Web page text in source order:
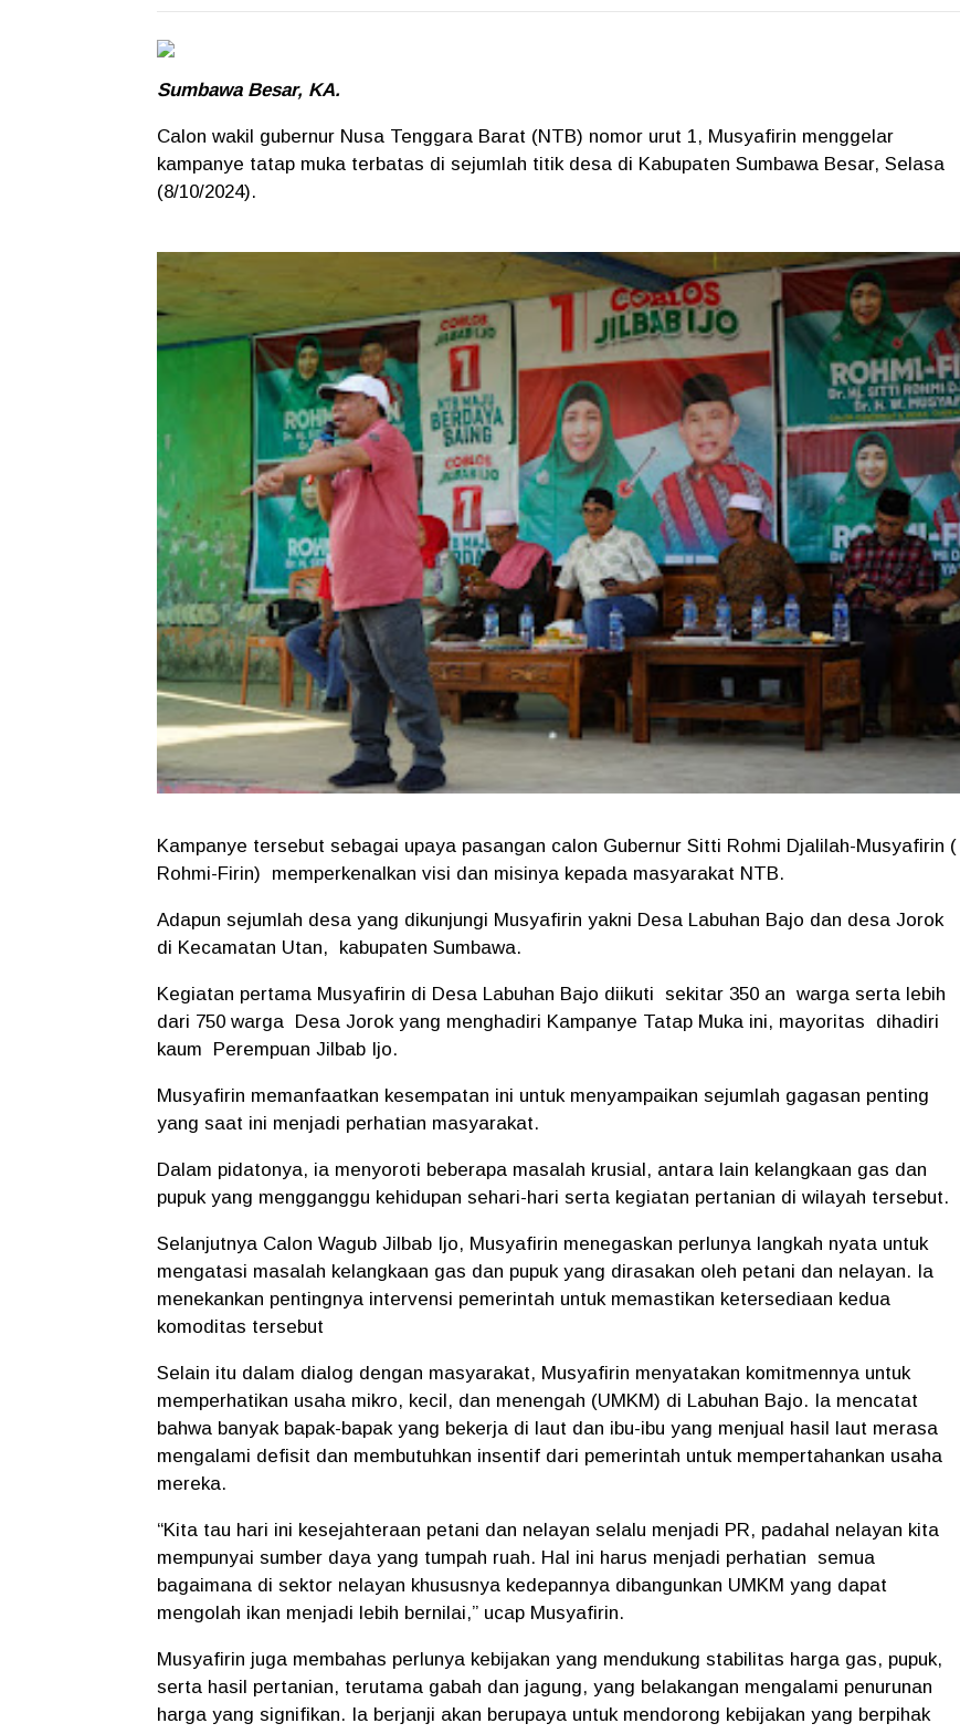
Sumbawa Besar, KA.
Calon wakil gubernur Nusa Tenggara Barat (NTB) nomor urut 1, Musyafirin menggelar
kampanye tatap muka terbatas di sejumlah titik desa di Kabupaten Sumbawa Besar, Selasa
(8/10/2024).
Kampanye tersebut sebagai upaya pasangan calon Gubernur Sitti Rohmi Djalilah-Musyafirin (
Rohmi-Firin) memperkenalkan visi dan misinya kepada masyarakat NTB.
Adapun sejumlah desa yang dikunjungi Musyafirin yakni Desa Labuhan Bajo dan desa Jorok
di Kecamatan Utan, kabupaten Sumbawa.
Kegiatan pertama Musyafirin di Desa Labuhan Bajo diikuti sekitar 350 an warga serta lebih
dari 750 warga Desa Jorok yang menghadiri Kampanye Tatap Muka ini, mayoritas dihadiri
kaum Perempuan Jilbab Ijo.
Musyafirin memanfaatkan kesempatan ini untuk menyampaikan sejumlah gagasan penting
yang saat ini menjadi perhatian masyarakat.
Dalam pidatonya, ia menyoroti beberapa masalah krusial, antara lain kelangkaan gas dan
pupuk yang mengganggu kehidupan sehari-hari serta kegiatan pertanian di wilayah tersebut.
Selanjutnya Calon Wagub Jilbab Ijo, Musyafirin menegaskan perlunya langkah nyata untuk
mengatasi masalah kelangkaan gas dan pupuk yang dirasakan oleh petani dan nelayan. Ia
menekankan pentingnya intervensi pemerintah untuk memastikan ketersediaan kedua
komoditas tersebut
Selain itu dalam dialog dengan masyarakat, Musyafirin menyatakan komitmennya untuk
memperhatikan usaha mikro, kecil, dan menengah (UMKM) di Labuhan Bajo. Ia mencatat
bahwa banyak bapak-bapak yang bekerja di laut dan ibu-ibu yang menjual hasil laut merasa
mengalami defisit dan membutuhkan insentif dari pemerintah untuk mempertahankan usaha
mereka.
“Kita tau hari ini kesejahteraan petani dan nelayan selalu menjadi PR, padahal nelayan kita
mempunyai sumber daya yang tumpah ruah. Hal ini harus menjadi perhatian semua
bagaimana di sektor nelayan khususnya kedepannya dibangunkan UMKM yang dapat
mengolah ikan menjadi lebih bernilai,” ucap Musyafirin.
Musyafirin juga membahas perlunya kebijakan yang mendukung stabilitas harga gas, pupuk,
serta hasil pertanian, terutama gabah dan jagung, yang belakangan mengalami penurunan
harga yang signifikan. Ia berjanji akan berupaya untuk mendorong kebijakan yang berpihak